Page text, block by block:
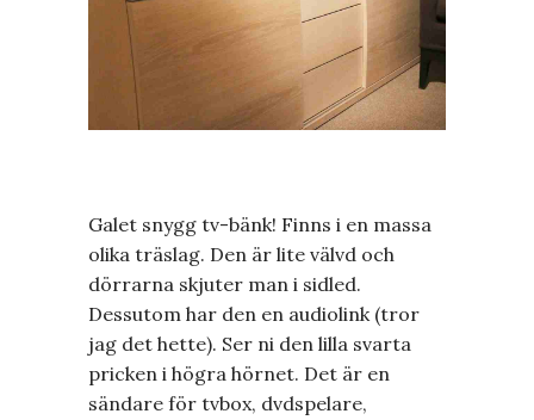
Galet snygg tv-bänk! Finns i en massa
olika träslag. Den är lite välvd och
dörrarna skjuter man i sidled.
Dessutom har den en audiolink (tror
jag det hette). Ser ni den lilla svarta
pricken i högra hörnet. Det är en
sändare för tvbox, dvdspelare,